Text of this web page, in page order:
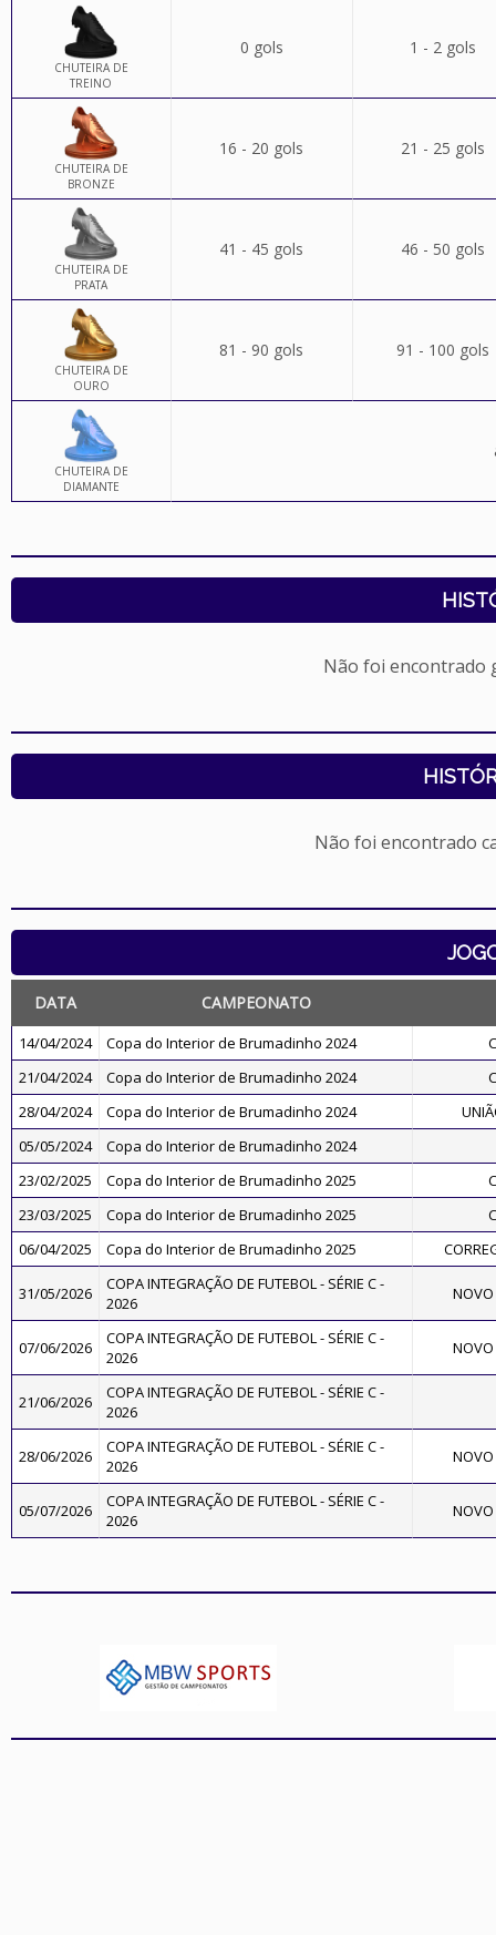
CHUTEIRA DE
TREINO
0 gols 1 - 2 gols
CHUTEIRA DE
BRONZE
16 - 20 gols 21 - 25 gols
CHUTEIRA DE
PRATA
41 - 45 gols 46 - 50 gols
CHUTEIRA DE
OURO
81 - 90 gols 91 - 100 gols
CHUTEIRA DE
DIAMANTE
Não foi encontrado
Não foi encontrado
DATA CAMPEONATO
14/04/2024 Copa do Interior de Brumadinho 2024
21/04/2024
Copa do Interior de Brumadinho 2024
28/04/2024
Copa do Interior de Brumadinho 2024
05/05/2024
Copa do Interior de Brumadinho 2024
23/02/2025
Copa do Interior de Brumadinho 2025
23/03/2025
Copa do Interior de Brumadinho 2025
06/04/2025
Copa do Interior de Brumadinho 2025
31/05/2026
COPA INTEGRAÇÃO DE FUTEBOL - SÉRIE C -
2026
NOVO
07/06/2026
COPA INTEGRAÇÃO DE FUTEBOL - SÉRIE C -
2026
NOVO
21/06/2026
COPA INTEGRAÇÃO DE FUTEBOL - SÉRIE C -
2026
28/06/2026
COPA INTEGRAÇÃO DE FUTEBOL - SÉRIE C -
2026
NOVO
05/07/2026
COPA INTEGRAÇÃO DE FUTEBOL - SÉRIE C -
2026
NOVO